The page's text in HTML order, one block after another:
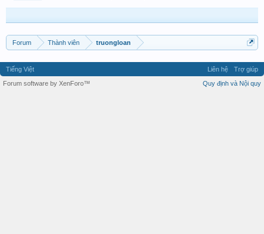
Forum Thành viên truongloan
Tiếng Việt Liên hệ
Trợ giúp
Quy định và Nội quy
Forum software by XenForo™